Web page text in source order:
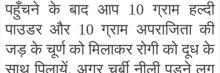
पहुँचने के बाद आप 10 ग्राम हल्दी
पाउडर और 10 ग्राम अपराजिता की
जड़ के चूर्ण को मिलाकर रोगी को दूध के
साथ पिलायें. अगर चर्बी नीली पड़ने लग